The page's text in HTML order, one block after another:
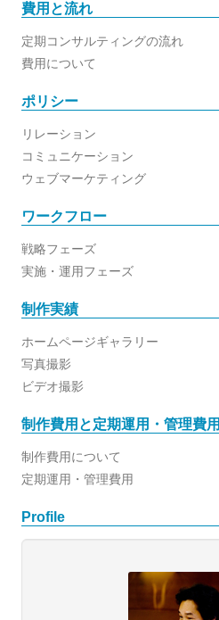
費用と流れ
定期コンサルティングの流れ
費用について
ポリシー
リレーション
コミュニケーション
ウェブマーケティング
ワークフロー
戦略フェーズ
実施・運用フェーズ
制作実績
ホームページギャラリー
写真撮影
ビデオ撮影
制作費用と定期運用・管理費用
制作費用について
定期運用・管理費用
Profile